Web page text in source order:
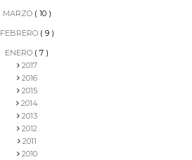
MARZO ( 10 )
FEBRERO ( 9 )
ENERO ( 7 )
2017
2016
2015
2014
2013
2012
2011
2010